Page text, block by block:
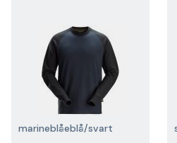
marineblåeblå/svart